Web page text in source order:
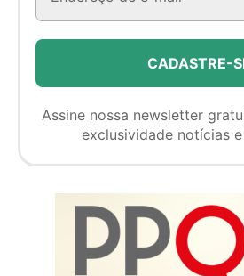
Assine nossa newsletter
exclusividade notícias